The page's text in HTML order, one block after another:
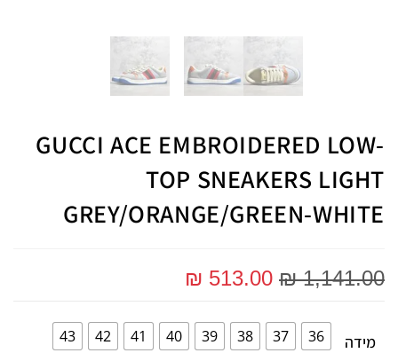
GUCCI ACE EMBROIDERED LOW-
TOP SNEAKERS LIGHT
GREY/ORANGE/GREEN-WHITE
₪1,141.00
₪ 513.00
מידה 36
37
38
39
40
41
42
43